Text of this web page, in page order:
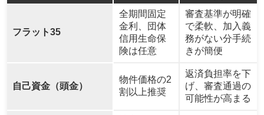
フラット35
全期間固定
金利、団体
信用生命保
険は任意
審査基準が明確
で柔軟、加入義
務がない分手続
きが簡便
自己資金（頭金）
物件価格の2
割以上推奨
返済負担率を下
げ、審査通過の
可能性が高まる